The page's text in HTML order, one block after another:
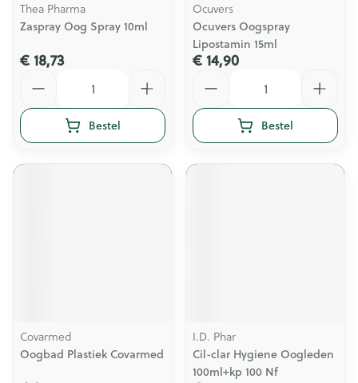
Thea Pharma
Zaspray Oog Spray 10ml
€ 18,73
Bestel
Ocuvers
Ocuvers Oogspray
Lipostamin 15ml
€ 14,90
Bestel
Covarmed
Oogbad Plastiek Covarmed
I.D. Phar
Cil-clar Hygiene Oogleden
100ml+kp 100 Nf